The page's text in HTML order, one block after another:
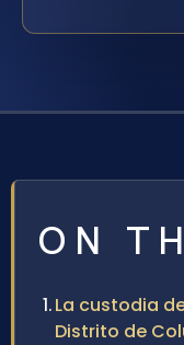
ON
La custodia
Distrito de